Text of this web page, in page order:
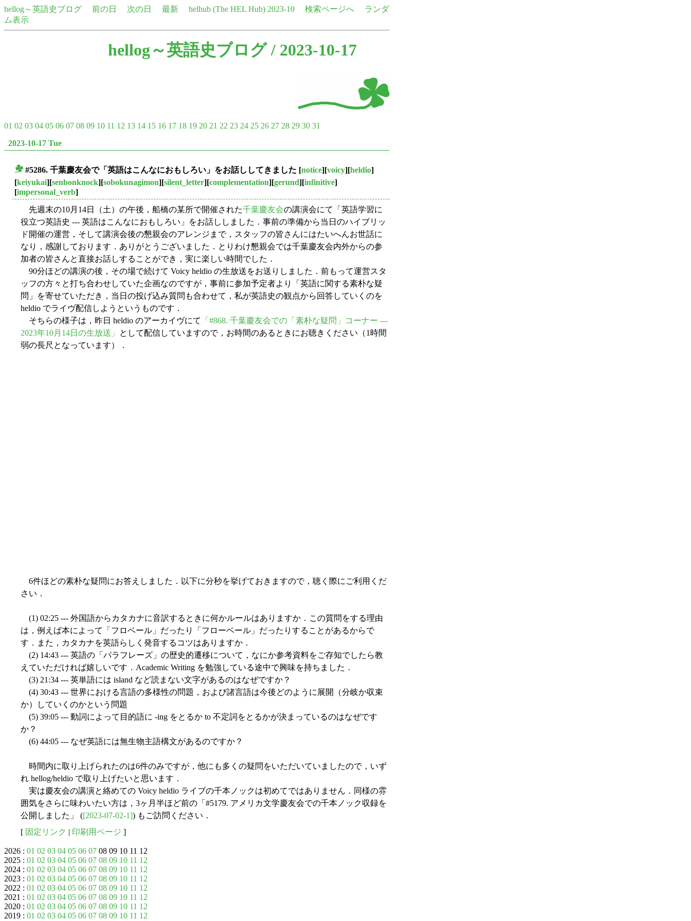
hellog～英語史ブログ 前の日 次の日 最新 helhub (The HEL Hub) 2023-10 検索ページへ
ランダ
ム表示
hellog～英語史ブログ/ 2023-10-17
01 02 03 04 05 06 07 08 09 10 11 12 13 14 15 16 17 18 19 20 21 22 23 24 25 26 27 28 29 30 31
2023-10-17 Tue
#5286. 千葉慶友会で「英語はこんなにおもしろい」をお話ししてきました [notice][voicy][heldio]
[keiyukai][senbonknock][sobokunagimon][silent_letter][complementation][gerund][infinitive]
[impersonal_verb]
先週末の10月14日（土）の午後，船橋の某所で開催された千葉慶友会の講演会にて「英語学習に
役立つ英語史 --- 英語はこんなにおもしろい」をお話ししました．事前の準備から当日のハイブリッ
ド開催の運営，そして講演会後の懇親会のアレンジまで，スタッフの皆さんにはたいへんお世話に
なり，感謝しております．ありがとうございました．とりわけ懇親会では千葉慶友会内外からの参
加者の皆さんと直接お話しすることができ，実に楽しい時間でした．
90分ほどの講演の後，その場で続けて Voicy heldio の生放送をお送りしました．前もって運営スタ
ッフの方々と打ち合わせしていた企画なのですが，事前に参加予定者より「英語に関する素朴な疑
問」を寄せていただき，当日の投げ込み質問も合わせて，私が英語史の観点から回答していくのを
heldio でライヴ配信しようというものです．
そちらの様子は，昨日 heldio のアーカイヴにて
「#868. 千葉慶友会での「素朴な疑問」コーナー ---
2023年10月14日の生放送」
として配信していますので，お時間のあるときにお聴きください（1時間
弱の長尺となっています）．
6件ほどの素朴な疑問にお答えしました．以下に分秒を挙げておきますので，聴く際にご利用くだ
さい．
(1) 02:25 --- 外国語からカタカナに音訳するときに何かルールはありますか．この質問をする理由
は，例えば本によって「フロベール」だったり「フローベール」だったりすることがあるからで
す．また，カタカナを英語らしく発音するコツはありますか．
(2) 14:43 --- 英語の「パラフレーズ」の歴史的遷移について，なにか参考資料をご存知でしたら教
えていただければ嬉しいです．Academic Writing を勉強している途中で興味を持ちました．
(3) 21:34 --- 英単語には island など読まない文字があるのはなぜですか？
(4) 30:43 --- 世界における言語の多様性の問題，および諸言語は今後どのように展開（分岐か収束
か）していくのかという問題
(5) 39:05 --- 動詞によって目的語に -ing をとるか to 不定詞をとるかが決まっているのはなぜです
か？
(6) 44:05 --- なぜ英語には無生物主語構文があるのですか？
時間内に取り上げられたのは6件のみですが，他にも多くの疑問をいただいていましたので，いず
れ hellog/heldio で取り上げたいと思います．
実は慶友会の講演と絡めての Voicy heldio ライブの千本ノックは初めてではありません．同様の雰
囲気をさらに味わいたい方は，3ヶ月半ほど前の「#5179. アメリカ文学慶友会での千本ノック収録を
公開しました」 ([2023-07-02-1]) もご訪問ください．
[ 固定リンク | 印刷用ページ ]
2026 : 01 02 03 04 05 06 07 08 09 10 11 12
2025 : 01 02 03 04 05 06 07 08 09 10 11 12
2024 : 01 02 03 04 05 06 07 08 09 10 11 12
2023 : 01 02 03 04 05 06 07 08 09 10 11 12
2022 : 01 02 03 04 05 06 07 08 09 10 11 12
2021 : 01 02 03 04 05 06 07 08 09 10 11 12
2020 : 01 02 03 04 05 06 07 08 09 10 11 12
2019 : 01 02 03 04 05 06 07 08 09 10 11 12